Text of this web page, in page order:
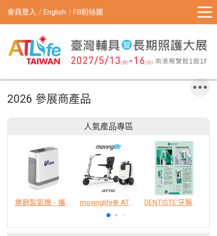
會員登入 English FB粉絲團
2026 參展商產品
人氣產品專區
樂爵製氧機 - 攜帶型 movinglife® ATTO新世代電動代步車 經典款 DENTISTE'牙醫選極敏感牙膏、抗蛀牙膏